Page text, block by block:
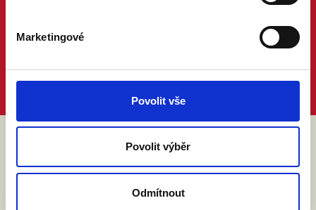
Marketingové
Povolit vše
Povolit výběr
Odmítnout
ABY VÁM O MANŽELSTVÍ NIC
NEUNIKLO